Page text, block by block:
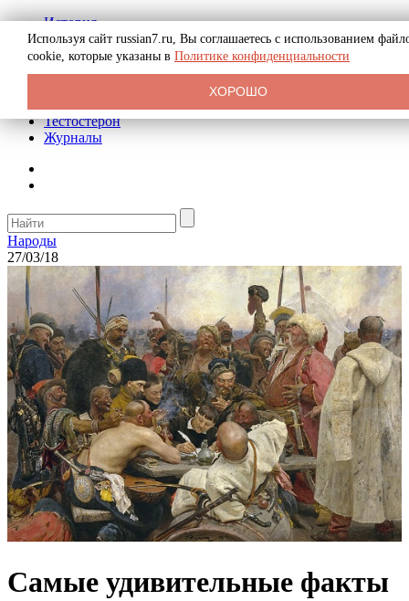
История
Биография
Криминал
Реклама на сайте
Тестостерон
Журналы
Народы
27/03/18
Самые удивительные факты
Используя сайт russian7.ru, Вы соглашаетесь с использованием
cookie, которые указаны в Политике конфиденциальности
ХОРОШО